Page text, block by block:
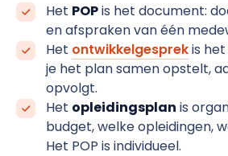
Het POPis het document:
en afspraken van één
Het ontwikkelgesprekis
je het plan samen opstelt,
opvolgt.
Het opleidingsplan is
budget, welke opleidingen,
Het POP is individueel.